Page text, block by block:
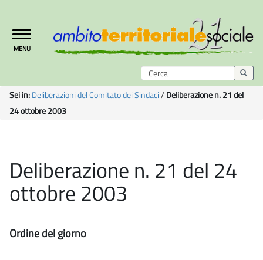
Toggle
navigation
MENU
Sei in:Deliberazioni del Comitato dei Sindaci/Deliberazione n. 21 del
24 ottobre 2003
Deliberazione n. 21 del 24
ottobre 2003
Ordine del giorno